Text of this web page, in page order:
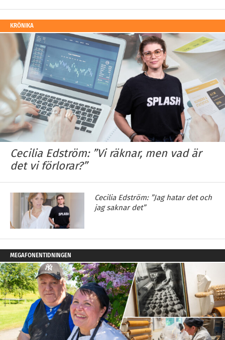
KRÖNIKA
Cecilia Edström: ”Vi räknar, men vad är
det vi förlorar?”
Cecilia Edström: ”Jag hatar det och
jag saknar det”
MEGAFONENTIDNINGEN